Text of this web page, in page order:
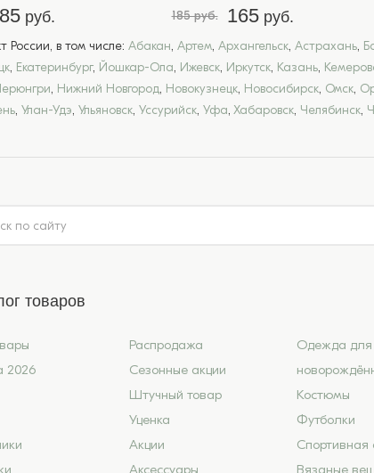
руб.
185 руб.
165руб.
в том числе: Абакан, Артем, Архангельск, Астрахань,
, Екатеринбург, Йошкар-Ола, Ижевск, Иркутск, Казань,
, Нижний Новгород, Новокузнецк, Новосибирск, Омск,
, Улан-Удэ, Ульяновск, Уссурийск, Уфа, Хабаровск, Челябинск,
товаров
2026
Распродажа
Сезонные акции
Штучный товар
Уценка
Акции
Аксессуары
Одежда для
Костюмы
Футболки
Спортивная
Вязаные